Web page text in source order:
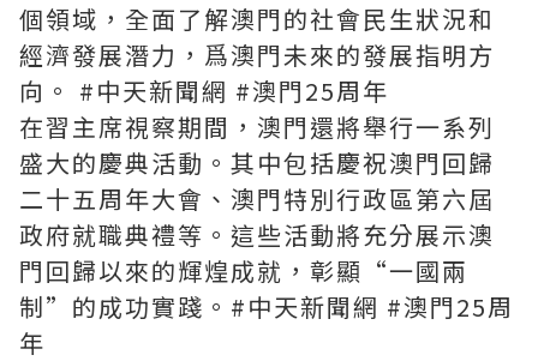
個領域，全面了解澳門的社會民生狀況和
經濟發展潛力，爲澳門未來的發展指明方
向。 #中天新聞網 #澳門25周年
在習主席視察期間，澳門還將舉行一系列
盛大的慶典活動。其中包括慶祝澳門回歸
二十五周年大會、澳門特別行政區第六屆
政府就職典禮等。這些活動將充分展示澳
門回歸以來的輝煌成就，彰顯“一國兩
制”的成功實踐。#中天新聞網 #澳門25周
年